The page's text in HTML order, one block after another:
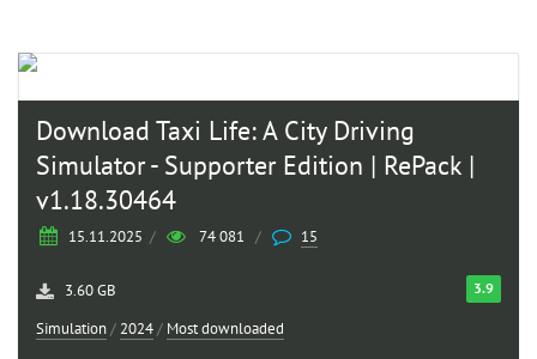
Download Taxi Life: A City Driving
Simulator - Supporter Edition | RePack |
v1.18.30464
15.11.2025 / 74 081 / 15
3.9
3.60 GB
Simulation/ 2024/ Most downloaded